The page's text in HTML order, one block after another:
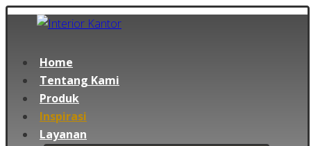
Home
Tentang Kami
Produk
Inspirasi
Layanan